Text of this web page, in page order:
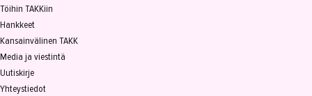
Töihin TAKKiin
Hankkeet
Kansainvälinen TAKK
Media ja viestintä
Uutiskirje
Yhteystiedot